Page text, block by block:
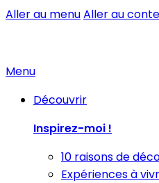
Aller au menuAller au
Menu
Découvrir
Inspirez-moi !
10 raisons de
Expériences à